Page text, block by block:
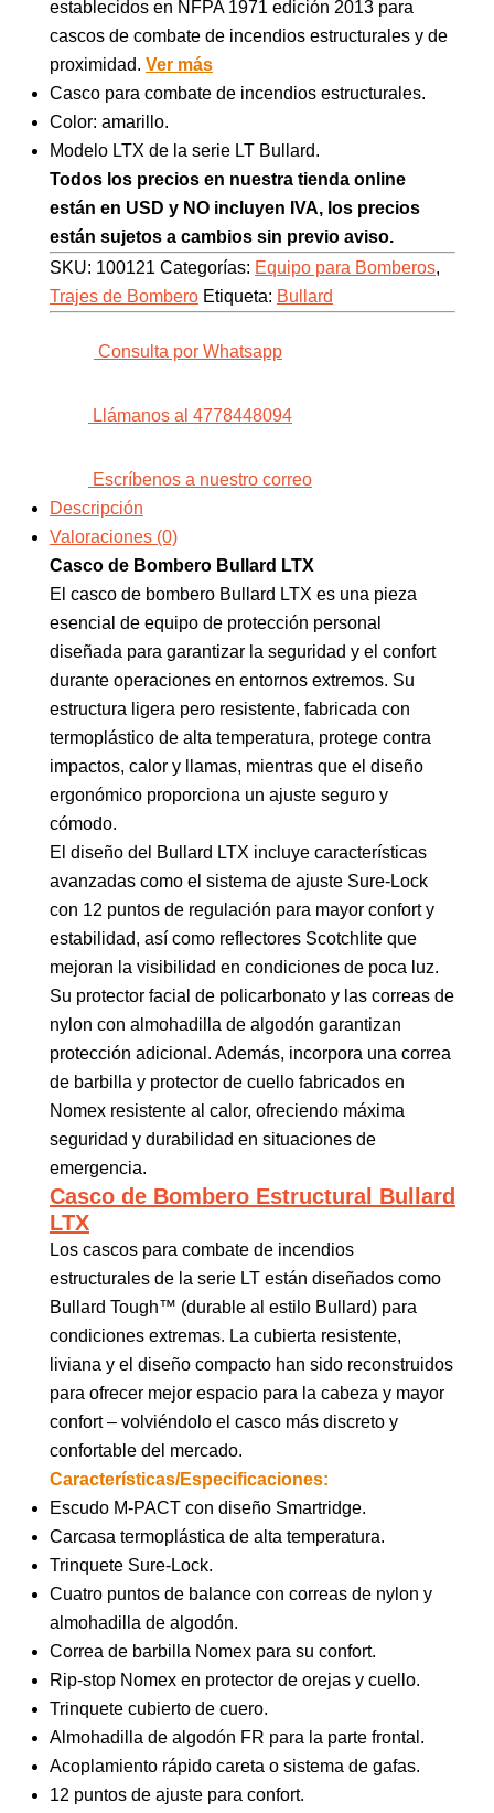
establecidos en NFPA 1971 edición 2013 para
cascos de combate de incendios estructurales y de
proximidad. Ver más
Casco para combate de incendios estructurales.
Color: amarillo.
Modelo LTX de la serie LT Bullard.
Todos los precios en nuestra tienda online
están en USD y NO incluyen IVA, los precios
están sujetos a cambios sin previo aviso.
SKU: 100121 Categorías: Equipo para Bomberos,
Trajes de Bombero Etiqueta: Bullard
Consulta por Whatsapp
Llámanos al 4778448094
Escríbenos a nuestro correo
Descripción
Valoraciones (0)
Casco de Bombero Bullard LTX
El casco de bombero Bullard LTX es una pieza
esencial de equipo de protección personal
diseñada para garantizar la seguridad y el confort
durante operaciones en entornos extremos. Su
estructura ligera pero resistente, fabricada con
termoplástico de alta temperatura, protege contra
impactos, calor y llamas, mientras que el diseño
ergonómico proporciona un ajuste seguro y
cómodo.
El diseño del Bullard LTX incluye características
avanzadas como el sistema de ajuste Sure-Lock
con 12 puntos de regulación para mayor confort y
estabilidad, así como reflectores Scotchlite que
mejoran la visibilidad en condiciones de poca luz.
Su protector facial de policarbonato y las correas de
nylon con almohadilla de algodón garantizan
protección adicional. Además, incorpora una correa
de barbilla y protector de cuello fabricados en
Nomex resistente al calor, ofreciendo máxima
seguridad y durabilidad en situaciones de
emergencia.
Casco de Bombero Estructural Bullard
LTX
Los cascos para combate de incendios
estructurales de la serie LT están diseñados como
Bullard Tough™ (durable al estilo Bullard) para
condiciones extremas. La cubierta resistente,
liviana y el diseño compacto han sido reconstruidos
para ofrecer mejor espacio para la cabeza y mayor
confort – volviéndolo el casco más discreto y
confortable del mercado.
Características/Especificaciones:
Escudo M-PACT con diseño Smartridge.
Carcasa termoplástica de alta temperatura.
Trinquete Sure-Lock.
Cuatro puntos de balance con correas de nylon y
almohadilla de algodón.
Correa de barbilla Nomex para su confort.
Rip-stop Nomex en protector de orejas y cuello.
Trinquete cubierto de cuero.
Almohadilla de algodón FR para la parte frontal.
Acoplamiento rápido careta o sistema de gafas.
12 puntos de ajuste para confort.